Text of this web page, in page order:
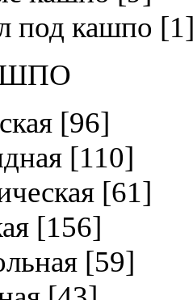
под кашпо
[96]
[110]
[61]
[156]
[59]